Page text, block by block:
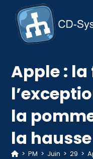
content
Apple : la
la
la
> PM > Juin > 29 >